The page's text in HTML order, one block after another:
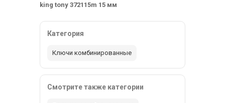
king tony 372115m 15 мм
Категория
Ключи комбинированные
Смотрите также категории